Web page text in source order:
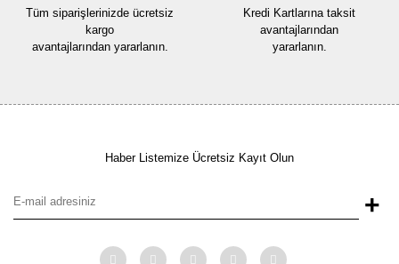
Tüm siparişlerinizde ücretsiz
kargo
avantajlarından yararlanın.
Kredi Kartlarına taksit
avantajlarından
yararlanın.
Haber Listemize Ücretsiz Kayıt Olun
+